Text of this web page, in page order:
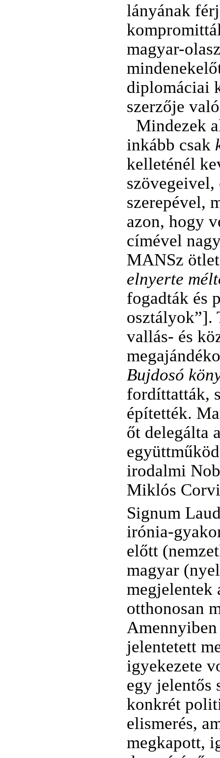
lányának
magyar-
diplomáciai
szerzője
Mindezek
inkább csak
kelleténél
szövegeivel,
szerepével,
azon, hogy
címével
MANSz
elnyerte
fogadták és
osztályok”].
vallás- és
Bujdosó
fordíttatták,
építették.
őt delegálta
irodalmi
Miklós
Signum
irónia-
előtt
magyar
megjelentek
otthonosan
jelentetett
igyekezete
egy jelentős
konkrét
elismerés,
megkapott,